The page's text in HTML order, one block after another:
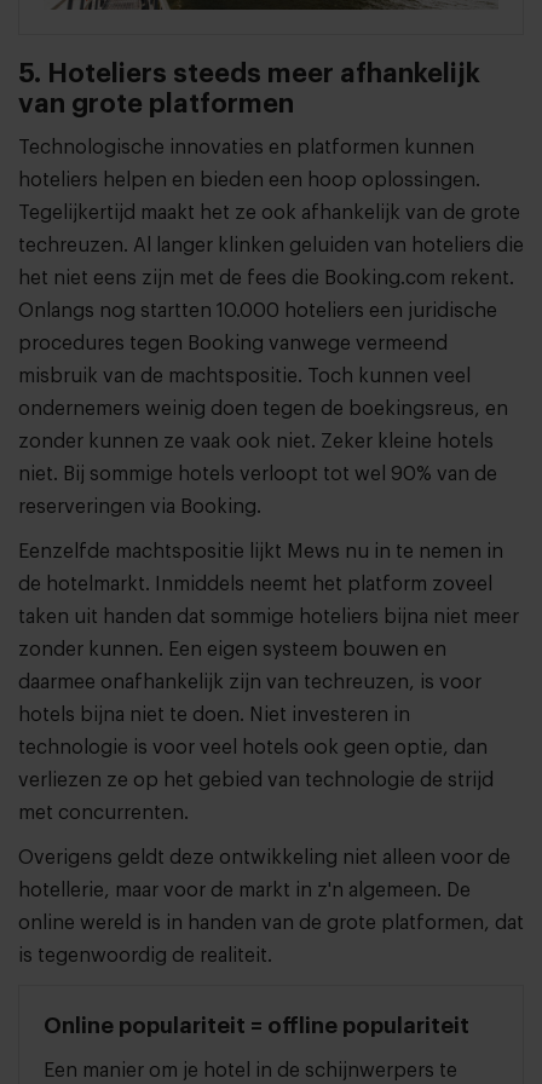
5. Hoteliers steeds meer afhankelijk
van grote platformen
Technologische innovaties en platformen kunnen
hoteliers helpen en bieden een hoop oplossingen.
Tegelijkertijd maakt het ze ook afhankelijk van de grote
techreuzen. Al langer klinken geluiden van hoteliers die
het niet eens zijn met de fees die Booking.com rekent.
Onlangs nog startten 10.000 hoteliers een juridische
procedures tegen Booking vanwege vermeend
misbruik van de machtspositie. Toch kunnen veel
ondernemers weinig doen tegen de boekingsreus, en
zonder kunnen ze vaak ook niet. Zeker kleine hotels
niet. Bij sommige hotels verloopt tot wel 90% van de
reserveringen via Booking.
Eenzelfde machtspositie lijkt Mews nu in te nemen in
de hotelmarkt. Inmiddels neemt het platform zoveel
taken uit handen dat sommige hoteliers bijna niet meer
zonder kunnen. Een eigen systeem bouwen en
daarmee onafhankelijk zijn van techreuzen, is voor
hotels bijna niet te doen. Niet investeren in
technologie is voor veel hotels ook geen optie, dan
verliezen ze op het gebied van technologie de strijd
met concurrenten.
Overigens geldt deze ontwikkeling niet alleen voor de
hotellerie, maar voor de markt in z'n algemeen. De
online wereld is in handen van de grote platformen, dat
is tegenwoordig de realiteit.
Online populariteit = offline populariteit
Een manier om je hotel in de schijnwerpers te